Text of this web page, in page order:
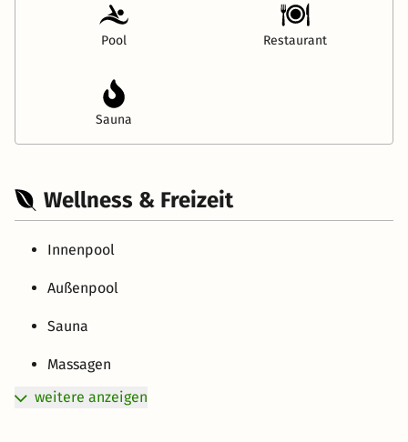
Pool Restaurant
Sauna
Wellness & Freizeit
Innenpool
Außenpool
Sauna
Massagen
weitere anzeigen